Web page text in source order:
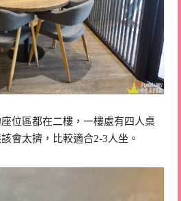
位區都在二樓，一樓處有四人桌
會太擠，比較適合2-3人坐。